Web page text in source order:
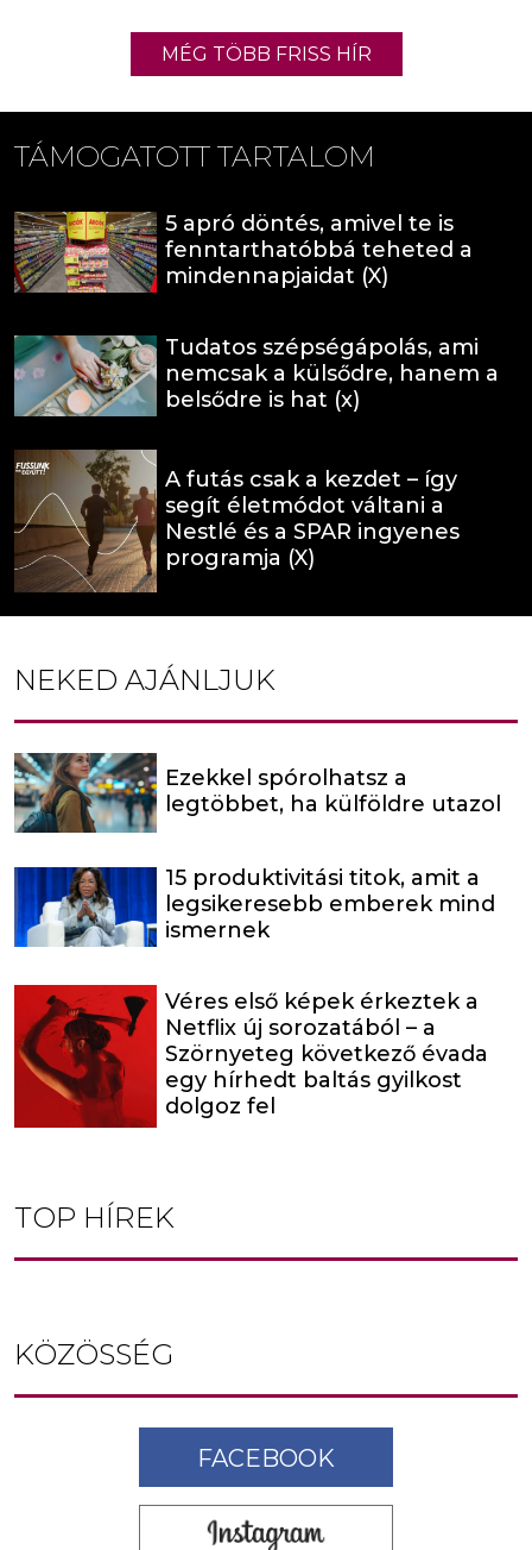
MÉG TÖBB FRISS HÍR
TÁMOGATOTT TARTALOM
5 apró döntés, amivel te is
fenntarthatóbbá teheted a
mindennapjaidat (X)
Tudatos szépségápolás, ami
nemcsak a külsődre, hanem a
belsődre is hat (x)
A futás csak a kezdet – így
segít életmódot váltani a
Nestlé és a SPAR ingyenes
programja (X)
NEKED AJÁNLJUK
Ezekkel spórolhatsz a
legtöbbet, ha külföldre utazol
15 produktivitási titok, amit a
legsikeresebb emberek mind
ismernek
Véres első képek érkeztek a
Netflix új sorozatából – a
Szörnyeteg következő évada
egy hírhedt baltás gyilkost
dolgoz fel
TOP HÍREK
KÖZÖSSÉG
FACEBOOK